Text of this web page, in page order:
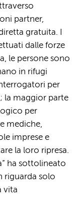
partner,
gratuita. I
dalle forze
le persone sono
in rifugi
per
la maggior parte
per
mediche,
imprese e
la loro ripresa.
ha sottolineato
riguarda solo
vita